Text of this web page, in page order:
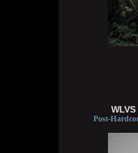
Post-